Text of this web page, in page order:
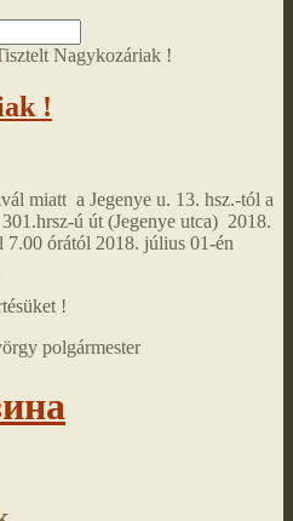
Nagykozáriak !
!
miatt a Jegenye u. 13. hsz.-tól a
ú út (Jegenye utca) 2018.
7.00 órától 2018. július 01-én
!
polgármester